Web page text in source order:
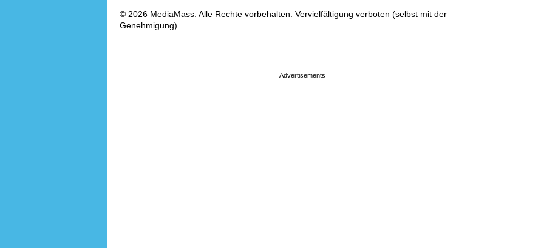
© 2026 MediaMass. Alle Rechte vorbehalten. Vervielfältigung verboten (selbst mit der
Genehmigung).